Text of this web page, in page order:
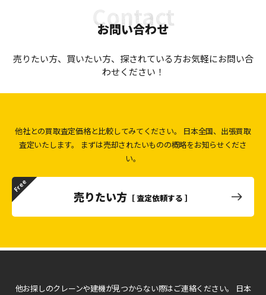
お問い合わせ
売りたい方、買いたい方、探されている方お気軽にお問い合
わせください！
他社との買取査定価格と比較してみてください。
日本全国、出張買取
査定いたします。
まずは売却されたいものの概略をお知らせくださ
い。
売りたい方 ［ 査定依頼する ］
他お探しのクレーンや建機が見つからない際はご連絡ください。
日本